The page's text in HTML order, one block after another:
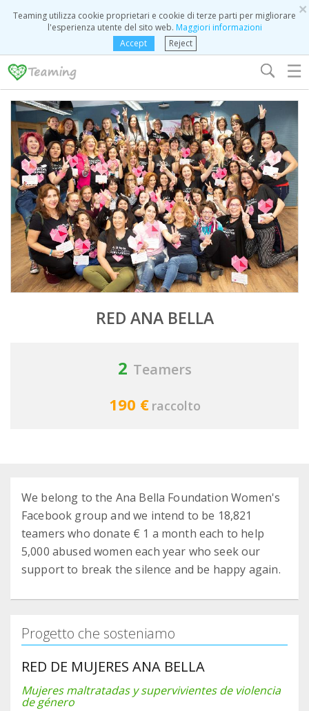
×
Teaming utilizza cookie proprietari e cookie di terze parti per migliorare
l'esperienza utente del sito web. Maggiori informazioni
Accept
Reject
☰
RED ANA BELLA
2 Teamers
190 € raccolto
We belong to the Ana Bella Foundation Women's
Facebook group and we intend to be 18,821
teamers who donate € 1 a month each to help
5,000 abused women each year who seek our
support to break the silence and be happy again.
Progetto che sosteniamo
RED DE MUJERES ANA BELLA
Mujeres maltratadas y supervivientes de violencia
de género